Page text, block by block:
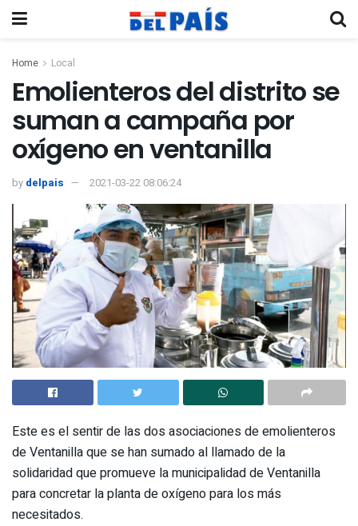
Home Local
Emolienteros del distrito se
suman a campaña por
oxígeno en ventanilla
by delpais 2021-03-22 08:06:24
Este es el sentir de las dos asociaciones de emolienteros
de Ventanilla que se han sumado al llamado de la
solidaridad que promueve la municipalidad de Ventanilla
para concretar la planta de oxígeno para los más
necesitados.